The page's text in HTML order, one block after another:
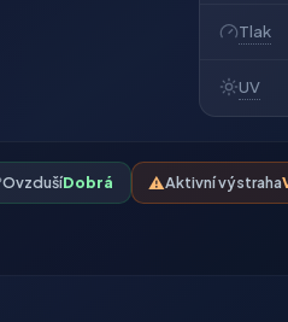
Tlak
UV
OvzdušíDobrá ⚠️Aktivní výstraha